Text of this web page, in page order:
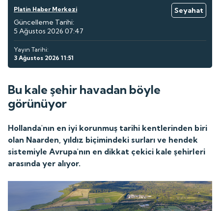
Platin Haber Merkezi
Seyahat
Güncelleme Tarihi:
5 Ağustos 2026 07:47
Yayın Tarihi:
3 Ağustos 2026 11:51
Bu kale şehir havadan böyle
görünüyor
Hollanda'nın en iyi korunmuş tarihi kentlerinden biri
olan Naarden, yıldız biçimindeki surları ve hendek
sistemiyle Avrupa'nın en dikkat çekici kale şehirleri
arasında yer alıyor.